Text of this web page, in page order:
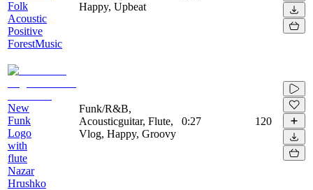
Folk
Acoustic
Positive
ForestMusic
Happy, Upbeat
New
Funk
Logo
with
flute
Nazar
Hrushko
Funk/R&B,
Acousticguitar, Flute,
Vlog, Happy, Groovy
0:27 120